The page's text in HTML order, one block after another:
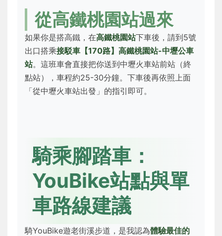
從高鐵桃園站過來
如果你是搭高鐵，在高鐵桃園站下車後，請到5號
出口搭乘接駁車【170路】高鐵桃園站-中壢公車
站。這班車會直接把你送到中壢火車站前站（終
點站），車程約25-30分鐘。下車後再依照上面
「從中壢火車站出發」的指引即可。
騎乘腳踏車：
YouBike站點與單
車路線建議
騎YouBike遊老街溪步道，是我認為體驗最佳的